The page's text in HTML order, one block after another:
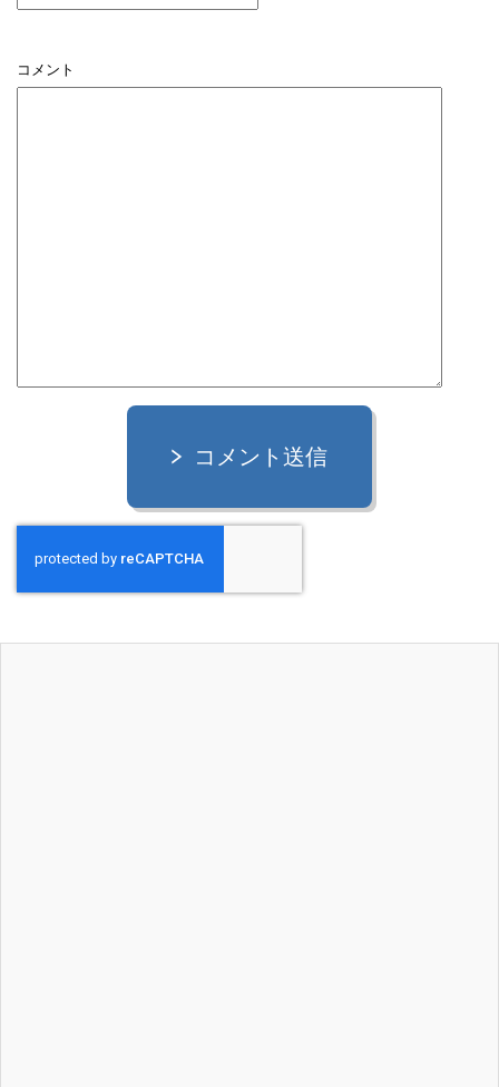
コメント
コメント送信